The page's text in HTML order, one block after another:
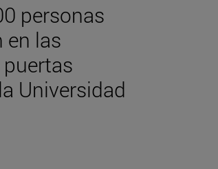
personas
en las
Universidad